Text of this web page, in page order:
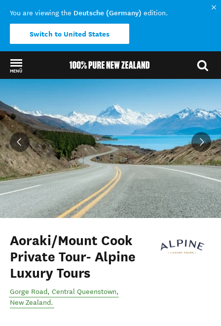
You are viewing the Deutsche (Germany) edition.
Switch to United States
MENÜ
Back to my results
Aoraki/Mount Cook
Private Tour- Alpine
Luxury Tours
Gorge Road, Central Queenstown,
New Zealand.